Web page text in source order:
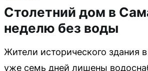
Столетний дом в
неделю без воды
Жители исторического здания
уже семь дней лишены